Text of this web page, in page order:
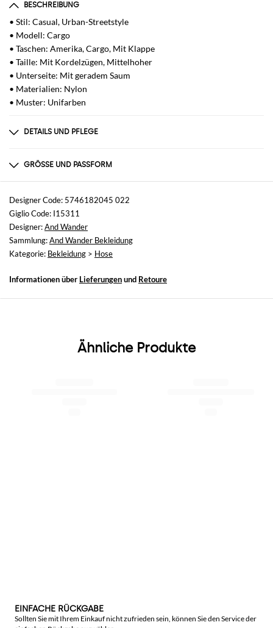
BESCHREIBUNG
• Stil: Casual, Urban-Streetstyle
• Modell: Cargo
• Taschen: Amerika, Cargo, Mit Klappe
• Taille: Mit Kordelzügen, Mittelhoher
• Unterseite: Mit geradem Saum
• Materialien: Nylon
• Muster: Unifarben
DETAILS UND PFLEGE
100% nylon
GRÖSSE UND PASSFORM
Größen
nicht verfügbar
Größe und Passform
Schmales Bein
Designer Code: 5746182045 022
Giglio Code: I15311
Designer:And Wander
Sammlung:And Wander Bekleidung
Kategorie: Bekleidung > Hose
Informationen über Lieferungenund Retoure
Ähnliche Produkte
EINFACHE RÜCKGABE
Sollten Sie mit Ihrem Einkauf nicht zufrieden sein, können Sie den Service der